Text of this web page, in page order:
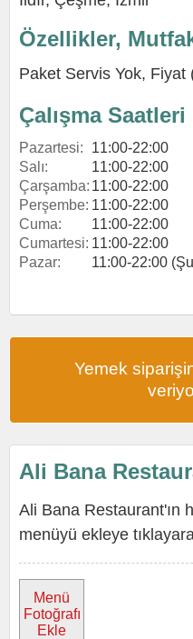
Özellikler,
Paket Servis Yok, Fiyat
Çalışma Saatleri
Pazartesi:
11:00-22:00
Salı:
11:00-22:00
Çarşamba: 11:00-22:00
Perşembe: 11:00-22:00
Cuma:
11:00-22:00
Cumartesi: 11:00-22:00
Pazar:
11:00-22:00
Yemek
Ali Bana
Ali Bana Restaurant'ın
menüyü ekleye
Menü
Fotoğrafı
Ekle